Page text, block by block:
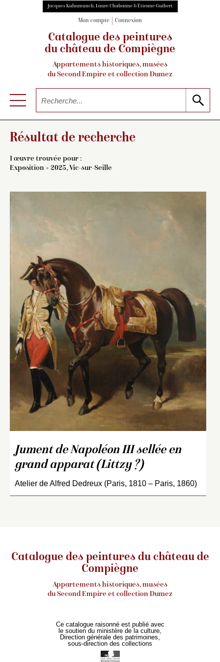
Jacques Kuhnmunch, Laure Chabanne & Étienne Guibert
Mon compte Connexion
Catalogue des peintures
du château de Compiègne
Appartements historiques, musées
du Second Empire et collection Dumez
Résultat de recherche
1 œuvre trouvée pour :
Exposition = 2025, Vic-sur-Seille
Jument de Napoléon III sellée en
grand apparat (Littzy ?)
Atelier de Alfred Dedreux (Paris, 1810 – Paris, 1860)
Catalogue des peintures du château de
Compiègne
Appartements historiques, musées
du Second Empire et collection Dumez
Ce catalogue raisonné est publié avec
le soutien du ministère de la culture,
Direction générale des patrimoines,
sous-direction des collections